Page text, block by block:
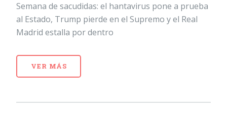
Semana de sacudidas: el hantavirus pone a prueba
al Estado, Trump pierde en el Supremo y el Real
Madrid estalla por dentro
VER MÁS